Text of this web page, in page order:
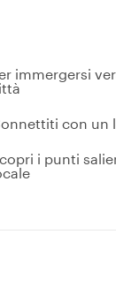
immergersi
con un
i punti